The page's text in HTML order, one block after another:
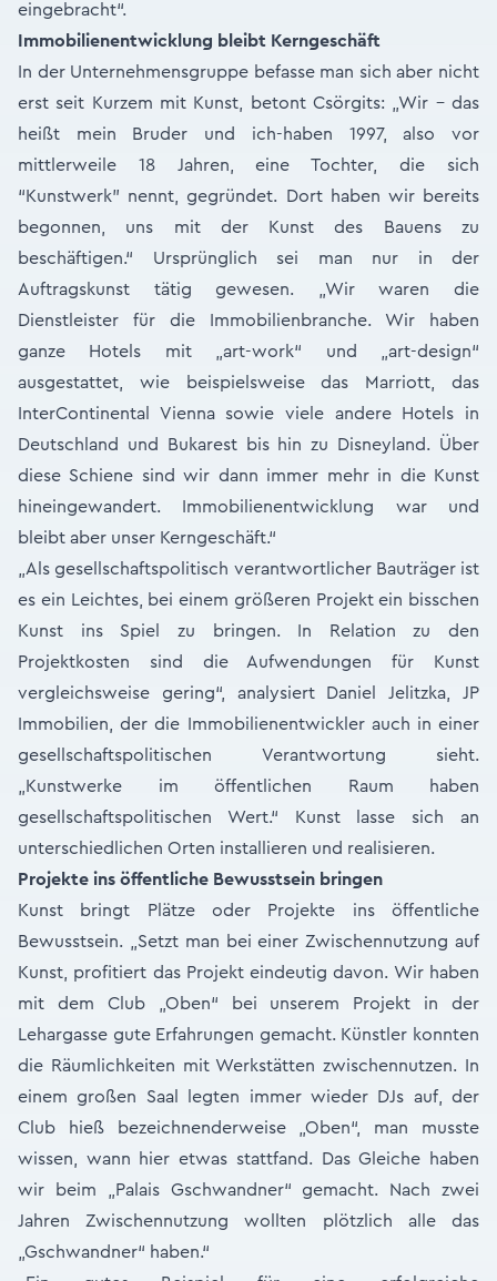
eingebracht“.
Immobilienentwicklung bleibt Kerngeschäft
In der Unternehmensgruppe befasse man sich aber nicht
erst seit Kurzem mit Kunst, betont Csörgits: „Wir - das
heißt mein Bruder und ich-haben 1997, also vor
mittlerweile 18 Jahren, eine Tochter, die sich
“Kunstwerk” nennt, gegründet. Dort haben wir bereits
begonnen, uns mit der Kunst des Bauens zu
beschäftigen.“ Ursprünglich sei man nur in der
Auftragskunst tätig gewesen. „Wir waren die
Dienstleister für die Immobilienbranche. Wir haben
ganze Hotels mit „art-work“ und „art-design“
ausgestattet, wie beispielsweise das Marriott, das
InterContinental Vienna sowie viele andere Hotels in
Deutschland und Bukarest bis hin zu Disneyland. Über
diese Schiene sind wir dann immer mehr in die Kunst
hineingewandert. Immobilienentwicklung war und
bleibt aber unser Kerngeschäft.“
„Als gesellschaftspolitisch verantwortlicher Bauträger ist
es ein Leichtes, bei einem größeren Projekt ein bisschen
Kunst ins Spiel zu bringen. In Relation zu den
Projektkosten sind die Aufwendungen für Kunst
vergleichsweise gering“, analysiert Daniel Jelitzka, JP
Immobilien, der die Immobilienentwickler auch in einer
gesellschaftspolitischen Verantwortung sieht.
„Kunstwerke im öffentlichen Raum haben
gesellschaftspolitischen Wert.“ Kunst lasse sich an
unterschiedlichen Orten installieren und realisieren.
Projekte ins öffentliche Bewusstsein bringen
Kunst bringt Plätze oder Projekte ins öffentliche
Bewusstsein. „Setzt man bei einer Zwischennutzung auf
Kunst, profitiert das Projekt eindeutig davon. Wir haben
mit dem Club „Oben“ bei unserem Projekt in der
Lehargasse gute Erfahrungen gemacht. Künstler konnten
die Räumlichkeiten mit Werkstätten zwischennutzen. In
einem großen Saal legten immer wieder DJs auf, der
Club hieß bezeichnenderweise „Oben“, man musste
wissen, wann hier etwas stattfand. Das Gleiche haben
wir beim „Palais Gschwandner“ gemacht. Nach zwei
Jahren Zwischennutzung wollten plötzlich alle das
„Gschwandner“ haben.“